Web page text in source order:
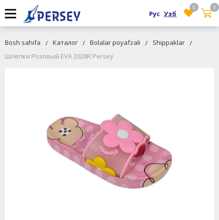
0
0
Рус Узб
Bosh sahifa Каталог Bolalar poyafzali
Shippaklar
Шлепки Розовый EVA 2028R Persey